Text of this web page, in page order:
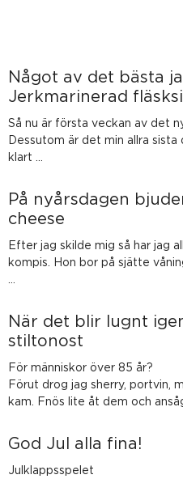
Något av det bästa
Jerkmarinerad
Så nu är första veckan av det
Dessutom är det min allra sista
klart …
På nyårsdagen
cheese
Efter jag skilde mig så har jag
kompis. Hon bor på sjätte
När det blir lugnt
stiltonost
För människor över 85 år?
Förut drog jag sherry, portvin,
kam. Fnös lite åt dem och
God Jul alla fina!
Julklappsspelet